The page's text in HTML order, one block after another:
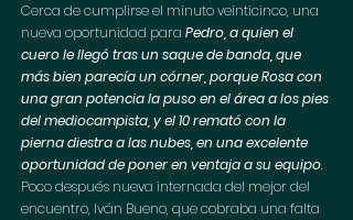
Cerca de cumplirse el minuto veinticinco, una
nueva oportunidad para Pedro, a quien el
cuero le llegó tras un saque de banda, que
más bien parecía un córner, porque Rosa con
una gran potencia la puso en el área a los pies
del mediocampista, y el 10 remató con la
pierna diestra a las nubes, en una excelente
oportunidad de poner en ventaja a su equipo.
Poco después nueva internada del mejor del
encuentro, Iván Bueno, que cobraba una falta